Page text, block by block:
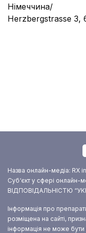
Німеччина/
Herzbergstrasse 3,
Назва онлайн-медіа: RX
Суб‘єкт у сфері
ВІДПОВІДАЛЬНІСТЮ
Інформація про
розміщена на сайті,
інформація не може бути